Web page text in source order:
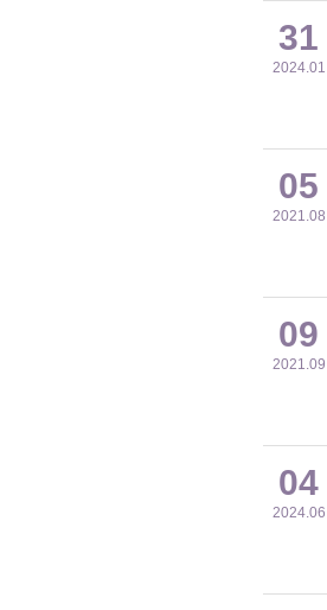
31
2024.01
05
2021.08
09
2021.09
04
2024.06